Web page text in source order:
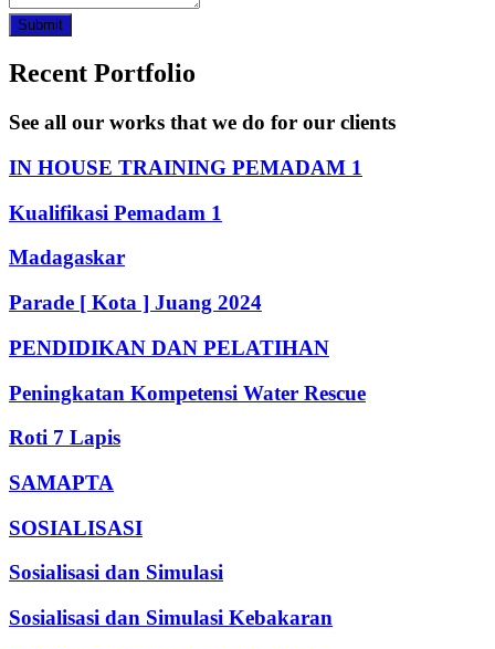
Submit
Recent Portfolio
See all our works that we do for our clients
IN HOUSE TRAINING PEMADAM 1
Kualifikasi Pemadam 1
Madagaskar
Parade [ Kota ] Juang 2024
PENDIDIKAN DAN PELATIHAN
Peningkatan Kompetensi Water Rescue
Roti 7 Lapis
SAMAPTA
SOSIALISASI
Sosialisasi dan Simulasi
Sosialisasi dan Simulasi Kebakaran